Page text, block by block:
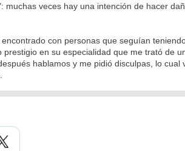
veces hay una intención de hacer
con personas que seguían
en su especialidad que me trató de
hablamos y me pidió disculpas, lo cual